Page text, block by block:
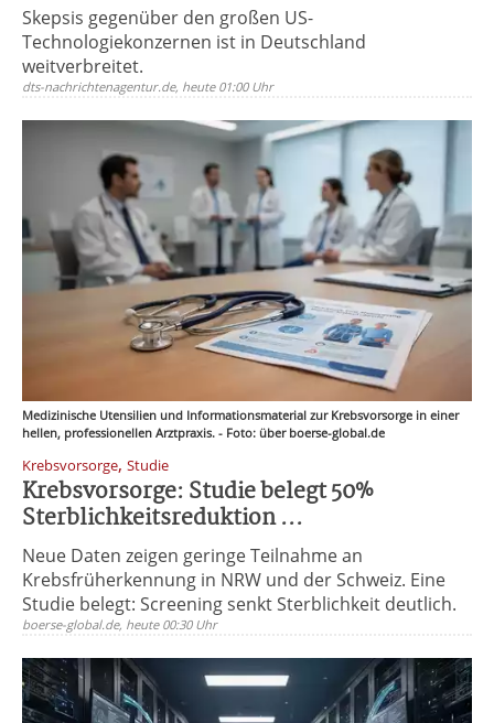
Skepsis gegenüber den großen US-
Technologiekonzernen ist in Deutschland
weitverbreitet.
dts-nachrichtenagentur.de, heute 01:00 Uhr
Medizinische Utensilien und Informationsmaterial zur Krebsvorsorge in einer
hellen, professionellen Arztpraxis. - Foto: über boerse-global.de
Krebsvorsorge, Studie
Krebsvorsorge: Studie belegt 50%
Sterblichkeitsreduktion ...
Neue Daten zeigen geringe Teilnahme an
Krebsfrüherkennung in NRW und der Schweiz. Eine
Studie belegt: Screening senkt Sterblichkeit deutlich.
boerse-global.de, heute 00:30 Uhr